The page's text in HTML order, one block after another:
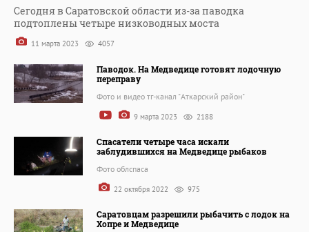
Сегодня в Саратовской области из-за паводка
подтоплены четыре низководных моста
11 марта 2023 4057
Паводок. На Медведице готовят лодочную
переправу
Фото и видео тг-канал "Аткарский район"
9 марта 2023 2188
Спасатели четыре часа искали
заблудившихся на Медведице рыбаков
Фото облспаса
22 октября 2022 975
Саратовцам разрешили рыбачить с лодок на
Хопре и Медведице